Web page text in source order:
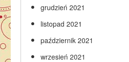
grudzień 2021
listopad 2021
październik 2021
wrzesień 2021